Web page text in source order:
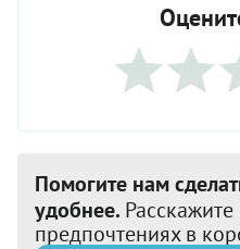
Помогите нам
удобнее.
предпочтениях в